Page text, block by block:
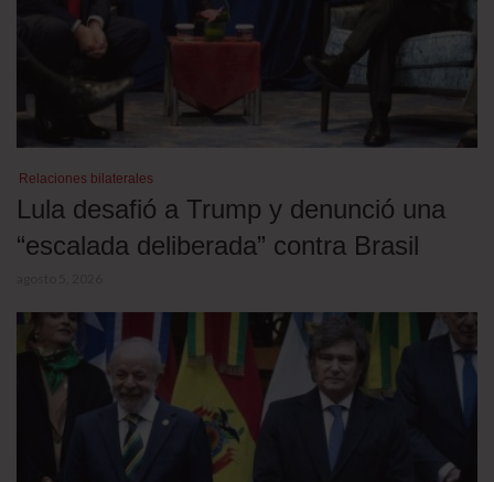
Relaciones bilaterales
Lula desafió a Trump y denunció una
“escalada deliberada” contra Brasil